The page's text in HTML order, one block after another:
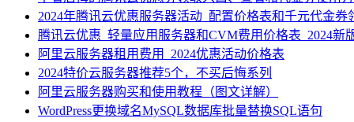
2024年腾讯云优惠服务器活动_配置价格表和千元代金券
腾讯云优惠_轻量应用服务器和CVM费用价格表_2024新
阿里云服务器租用费用_2024优惠活动价格表
2024特价云服务器推荐5个，不买后悔系列
阿里云服务器购买和使用教程（图文详解）
WordPress更换域名MySQL数据库批量替换SQL语句